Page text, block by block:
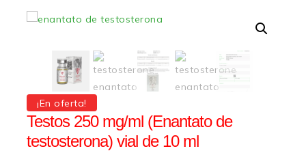
¡En oferta!
Testos 250 mg/ml (Enantato de
testosterona) vial de 10 ml